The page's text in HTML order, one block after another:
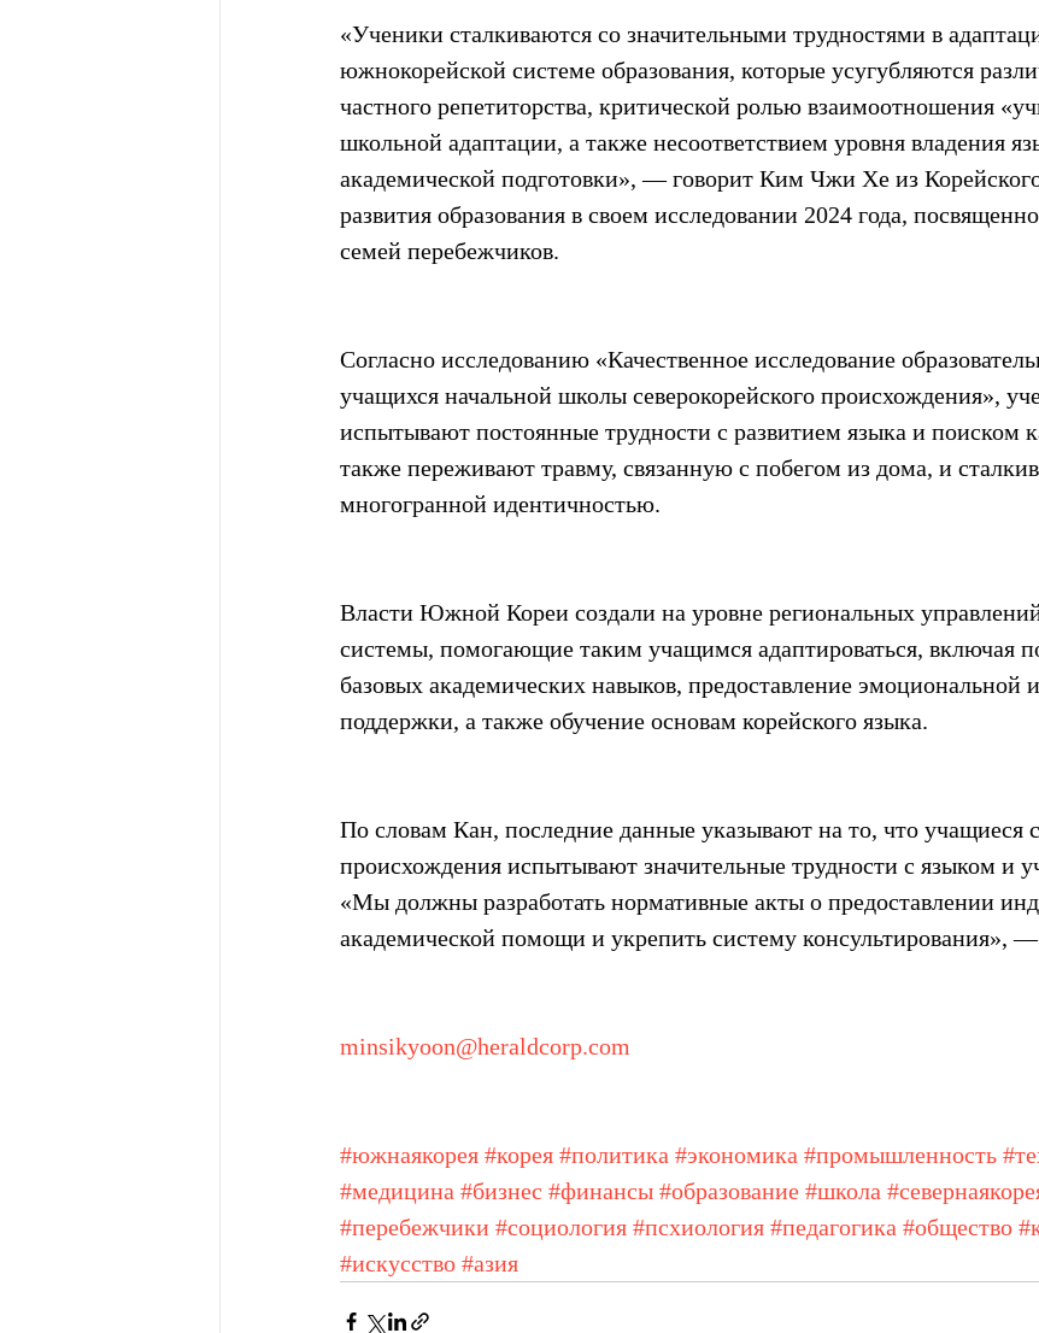
«Ученики сталкиваются со значительными трудностями в
южнокорейской системе образования, которые усугубляются
частного репетиторства, критической ролью взаимоотношения
школьной адаптации, а также несоответствием уровня владения
академической подготовки», — говорит Ким Чжи Хе из
развития образования в своем исследовании 2024 года,
семей перебежчиков.
Согласно исследованию «Качественное исследование
учащихся начальной школы северокорейского происхождения»,
испытывают постоянные трудности с развитием языка и поиском
также переживают травму, связанную с побегом из дома, и
многогранной идентичностью.
Власти Южной Кореи создали на уровне региональных
системы, помогающие таким учащимся адаптироваться, включая
базовых академических навыков, предоставление эмоциональной
поддержки, а также обучение основам корейского языка.
По словам Кан, последние данные указывают на то, что учащиеся
происхождения испытывают значительные трудности с языком и
«Мы должны разработать нормативные акты о предоставлении
академической помощи и укрепить систему консультирования», —
minsikyoon@heraldcorp.com
#южнаякорея #корея #политика #экономика #промышленность
#медицина #бизнес #финансы #образование #школа
#перебежчики #социология #псхиология #педагогика #общество
#искусство #азия